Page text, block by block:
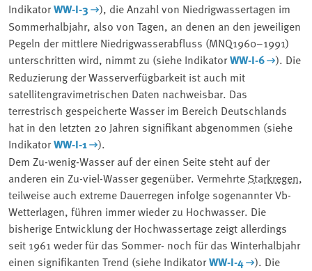
IndikatorWW-I-3
), die Anzahl von Niedrigwassertagen im
Sommerhalbjahr, also von Tagen, an denen an den jeweiligen
Pegeln der mittlere Niedrigwasserabfluss (MNQ1960–1991)
unterschritten wird, nimmt zu (siehe IndikatorWW-I-6
). Die
Reduzierung der Wasserverfügbarkeit ist auch mit
satellitengravimetrischen Daten nachweisbar. Das
terrestrisch gespeicherte Wasser im Bereich Deutschlands
hat in den letzten 20 Jahren signifikant abgenommen (siehe
IndikatorWW-I-1
).
Dem Zu-wenig-Wasser auf der einen Seite steht auf der
anderen ein Zu-viel-Wasser gegenüber. Vermehrte Starkregen,
teilweise auch extreme Dauerregen infolge sogenannter Vb-
Wetterlagen, führen immer wieder zu Hochwasser. Die
bisherige Entwicklung der Hochwassertage zeigt allerdings
seit 1961 weder für das Sommer- noch für das Winterhalbjahr
einen signifikanten Trend (siehe IndikatorWW-I-4
). Die